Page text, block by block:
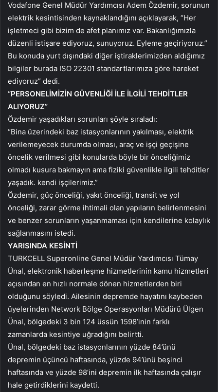
Vodafone Genel Müdür Yardımcısı Adem Özdemir, sorunun
elektrik kesintisinden kaynaklandığını açıklayarak, “Her
işletmeci gibi bizim de afet planımız var. Bakanlığımızla
düzenli istişare ediyoruz, sunuyoruz. Eyleme geçiriyoruz.”
Bu konuda yurt dışındaki diğer iştiraklerimizden aldığımız
bilgiler burada ISO 22301 standartlarımıza göre hareket
ediyoruz” dedi.
“PERSONELİMİZİN GÜVENLİĞİ İLE İLGİLİ TEHDİTLER
ALIYORUZ”
Özdemir yaşadıkları sorunları şöyle sıraladı:
“Bina üzerindeki baz istasyonlarının yakılması, elektrik
verilemeyecek durumda olması, araç ve işçi geçişine
öncelik verilmesi gibi konularda böyle bir önceliğimiz
olmadı kusura bakmayın ama fiziki güvenlikle ilgili tehditler
yaşadık. kendi işçilerimiz.”
Özdemir, güç önceliği, yakıt önceliği, transit ve yol
önceliği, zarar görme ihtimali olan yapıların belirlenmesini
ve benzer sorunların yaşanmaması için kendilerine kolaylık
sağlanmasını istedi.
YARISINDA KESİNTİ
TURKCELL Superonline Genel Müdür Yardımcısı Tümay
Ünal, elektronik haberleşme hizmetlerinin kamu hizmetleri
açısından en hızlı normale dönen hizmetlerden biri
olduğunu söyledi. Ailesinin depremde hayatını kaybeden
üyelerinden Network Bölge Operasyonları Müdürü Ülgen
Ünal, bölgedeki 3 bin 124 üssün 1598’inin farklı
zamanlarda kesintiye uğradığını belirtti.
Ünal, bölgedeki baz istasyonlarının yüzde 84’ünü
depremin üçüncü haftasında, yüzde 94’ünü beşinci
haftasında ve yüzde 98’ini depremin ilk haftasında çalışır
hale getirdiklerini kaydetti.